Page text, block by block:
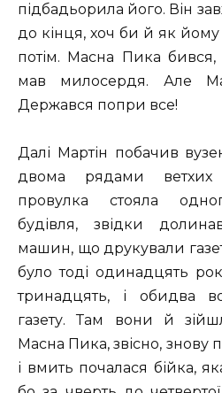
підбадьорила його. Він
до кінця, хоч би й як
потім. Масна Пика бився,
мав милосердя. Але
Держався попри все!
Далі Мартін побачив
двома рядами ветхих
провулка стояла
будівля, звідки
машин, що друкували
було тоді одинадцять
тринадцять, і обидва
газету. Там вони й
Масна Пика, звісно, знову
і вмить почалася бійка,